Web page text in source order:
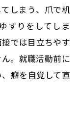
しまう、爪で机
すりをしてしま
では目立ちやす
。就職活動前に
癖を自覚して直